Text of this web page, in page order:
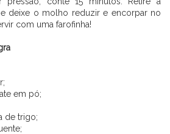
e deixe o molho reduzir e encorpar no
com uma farofinha!
em pó;
de trigo;